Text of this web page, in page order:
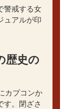
警戒する女
ュアルが印
歴史の
カプコンか
す。閉ざさ